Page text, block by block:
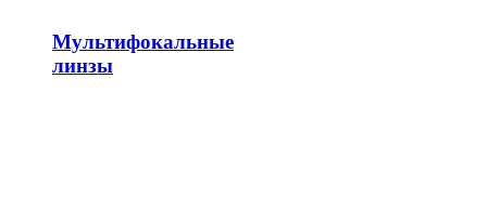
Мультифокальные
линзы